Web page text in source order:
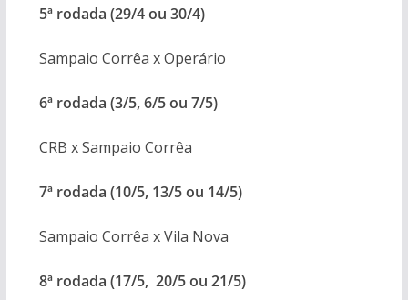
5ª rodada (29/4 ou 30/4)
Sampaio Corrêa x Operário
6ª rodada (3/5, 6/5 ou 7/5)
CRB x Sampaio Corrêa
7ª rodada (10/5, 13/5 ou 14/5)
Sampaio Corrêa x Vila Nova
8ª rodada (17/5, 20/5 ou 21/5)